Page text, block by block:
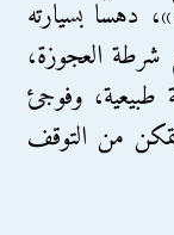
دهسًا بسيارته
العجوزة،
طبيعية، وفوجئ
من التوقف